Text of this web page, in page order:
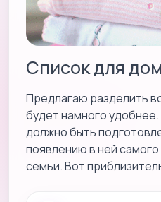
Список для
Предлагаю разделить
будет намного
должно быть
появлению в ней
семьи. Вот